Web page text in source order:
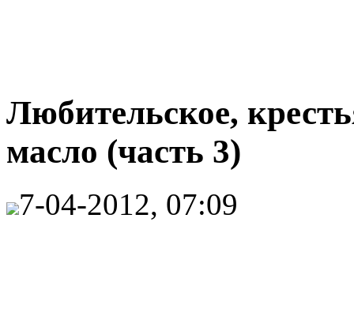
Любительское,
масло (часть 3)
7-04-2012, 07:09